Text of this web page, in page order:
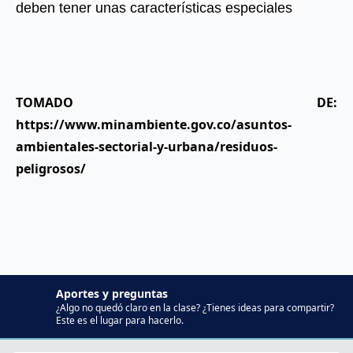
deben tener unas características especiales
TOMADO DE:
https://www.minambiente.gov.co/asuntos-
ambientales-sectorial-y-urbana/residuos-
peligrosos/
Aportes y preguntas
¿Algo no quedó claro en la clase? ¿Tienes ideas para compartir?
Este es el lugar para hacerlo.